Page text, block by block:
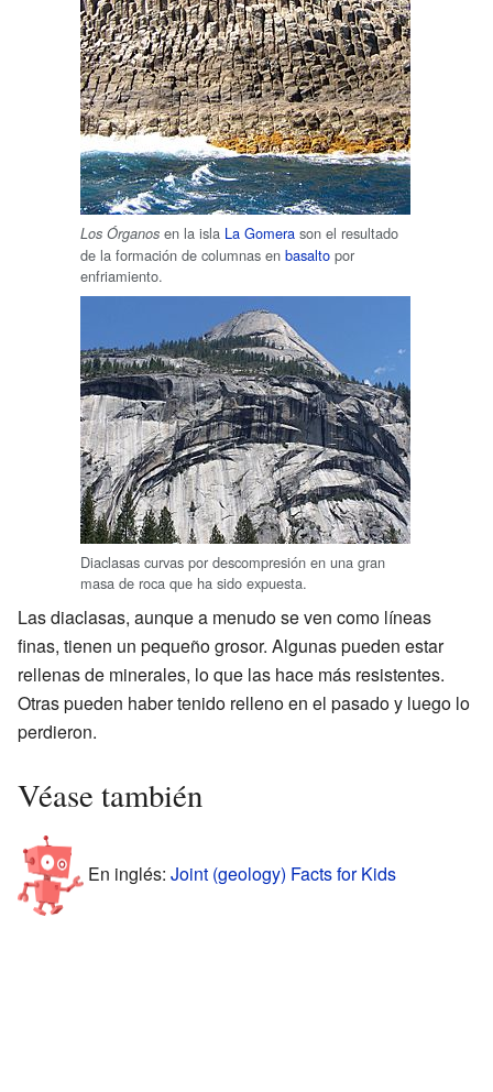
Los Órganos en la isla La Gomera son el resultado
de la formación de columnas en basalto por
enfriamiento.
Diaclasas curvas por descompresión en una gran
masa de roca que ha sido expuesta.
Las diaclasas, aunque a menudo se ven como líneas
finas, tienen un pequeño grosor. Algunas pueden estar
rellenas de minerales, lo que las hace más resistentes.
Otras pueden haber tenido relleno en el pasado y luego lo
perdieron.
Véase también
En inglés: Joint (geology) Facts for Kids